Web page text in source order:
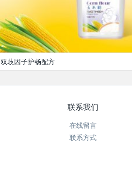
双歧因子护畅配方
联系我们
在线留言
联系方式